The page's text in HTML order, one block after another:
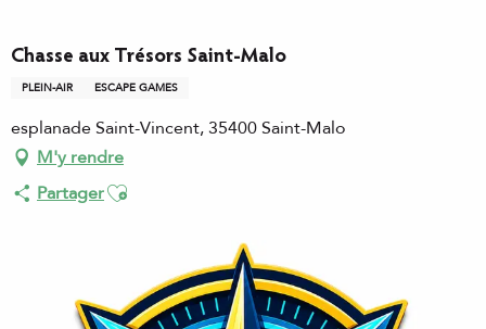
Chasse aux Trésors Saint-Malo
PLEIN-AIR ESCAPE GAMES
esplanade Saint-Vincent, 35400 Saint-Malo
M'y rendre
PartagerAjouter aux favoris